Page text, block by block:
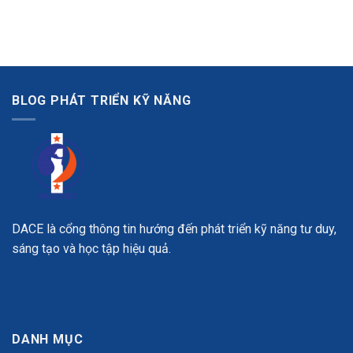
BLOG PHÁT TRIỂN KỸ NĂNG
DACE là cổng thông tin hướng đến phát triển kỹ năng tư duy,
sáng tạo và học tập hiệu quả.
DANH MỤC